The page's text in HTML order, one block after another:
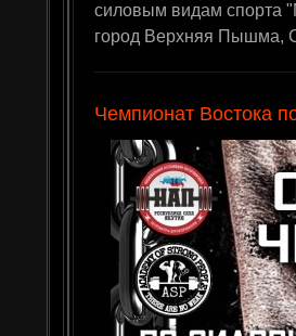
силовым видам
город Верхняя Пышма,
Чемпионат Востока